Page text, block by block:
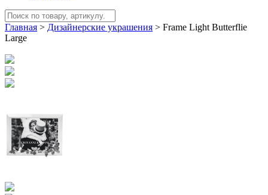
Главная > Дизайнерские украшения > Frame Light Butterflie
Large